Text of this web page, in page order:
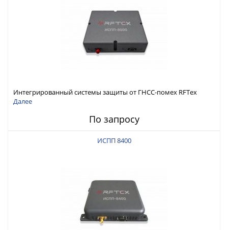
Интегрированный системы защиты от ГНСС-помех RFТех
ИСПП 8500
Далее
По запросу
ИСПП 8400